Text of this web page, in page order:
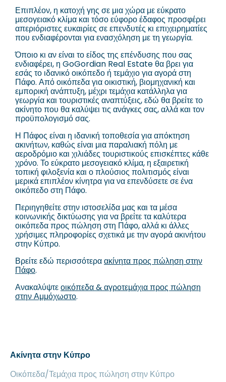
Επιπλέον, η κατοχή γης σε μια χώρα με εύκρατο
μεσογειακό κλίμα και τόσο εύφορο έδαφος προσφέρει
απεριόριστες ευκαιρίες σε επενδυτές κι επιχειρηματίες
που ενδιαφέρονται για ενασχόληση με τη γεωργία.
Όποιο κι αν είναι το είδος της επένδυσης που σας
ενδιαφέρει, η GoGordian Real Estate θα βρει για
εσάς το ιδανικό οικόπεδο ή τεμάχιο για αγορά στη
Πάφο. Από οικόπεδα για οικιστική, βιομηχανική και
εμπορική ανάπτυξη, μέχρι τεμάχια κατάλληλα για
γεωργία και τουριστικές αναπτύξεις, εδώ θα βρείτε το
ακίνητο που θα καλύψει τις ανάγκες σας, αλλά και τον
προϋπολογισμό σας.
Η Πάφος είναι η ιδανική τοποθεσία για απόκτηση
ακινήτων, καθώς είναι μια παραλιακή πόλη με
αεροδρόμιο και χιλιάδες τουριστικούς επισκέπτες κάθε
χρόνο. Το εύκρατο μεσογειακό κλίμα, η εξαιρετική
τοπική φιλοξενία και ο πλούσιος πολιτισμός είναι
μερικά επιπλέον κίνητρα για να επενδύσετε σε ένα
οικόπεδο στη Πάφο.
Περιηγηθείτε στην ιστοσελίδα μας και τα μέσα
κοινωνικής δικτύωσης για να βρείτε τα καλύτερα
οικόπεδα προς πώληση στη Πάφο, αλλά κι άλλες
χρήσιμες πληροφορίες σχετικά με την αγορά ακινήτου
στην Κύπρο.
Βρείτε εδώ περισσότεραακίνητα προς πώληση στην
Πάφο.
Ανακαλύψτεοικόπεδα & αγροτεμάχια προς πώληση
στην Αμμόχωστο.
Ακίνητα στην Κύπρο
Οικόπεδα/Τεμάχια προς πώληση στην Κύπρο